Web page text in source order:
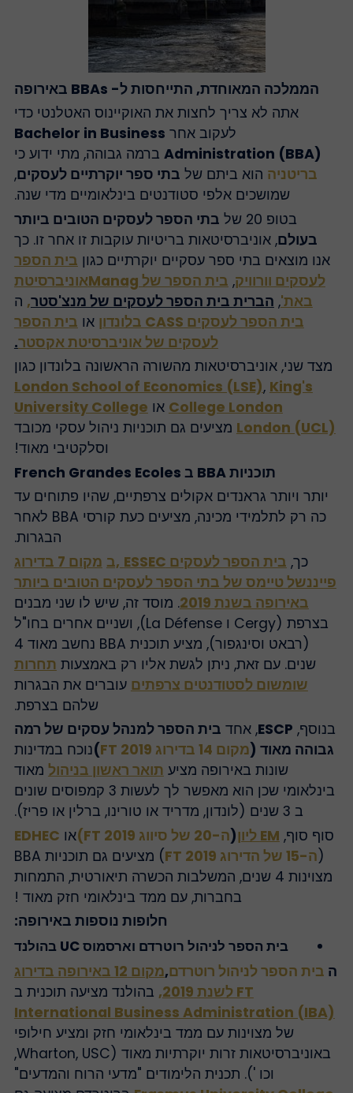
הממלכה המאוחדת, התייחסות ל- BBAs באירופה
אתה לא צריך לחצות את האוקיינוס האטלנטי כדי
לעקוב אחרBachelor in Business
Administration (BBA)ברמה גבוהה, מתי ידוע כי
בריטניההוא ביתם שלבתי ספר יוקרתיים לעסקים,
שמושכים אלפי סטודנטים בינלאומיים מדי שנה.
בטופ 20 של
בתי הספר לעסקים הטובים ביותר
בעולם, אוניברסיטאות בריטיות עוקבות זו אחר זו. כך
אנו מוצאים בתי ספר עסקיים יוקרתיים כגוןבית הספר
לעסקים וורוויק,
בית הספר של Managאוניברסיטת
באת',הברית בית הספר לעסקים של מנצ'סטר, ה
בית הספר לעסקים CASS בלונדון
או בית הספר
לעסקים של אוניברסיטת אקסטר.
מצד שני, אוניברסיטאות מהשורה הראשונה בלונדון כגון
London School of Economics (LSE),King's
College Londonאו University College
Londonמציעים גם תוכניות ניהול עסקי מכובד
וסלקטיבי מאוד!
תוכניות BBA ב French Grandes Ecoles
יותר ויותר גראנדים אקולים צרפתיים, שהיו פתוחים עד
כה רק לתלמידי מכינה, מציעים כעת קורסי BBA לאחר
הבגרות.
כך,בית הספר לעסקים ESSEC ,ב
מקום 7 בדירוג
טיימס של בתי הספר לעסקים הטובים ביותר
באירופה בשנת 2019
. מוסד זה, שיש לו שני מבנים
בצרפת (Cergy ו La Défense), ושניים אחרים בחו"ל
(רבאט וסינגפור), מציע תוכנית BBA נחשב מאוד 4
שנים. עם זאת, ניתן לגשת אליו רק באמצעותתחרות
שומשום לסטודנטים צרפתיםעוברים את הבגרות
שלהם בצרפת.
ESCP, אחדבית הספר למנהל עסקים של רמה
גבוהה מאוד (מקום 14 בדירוג FT 2019 )נוכח במדינות
שונות באירופה מציעתואר ראשון בניהולמאוד
בינלאומי שכן הוא מאפשר לך לעשות 3 קמפוסים שונים
סוף סוף,EM ליון (ה-20 של סיווג FT 2019) אוEDHEC
ה-15 של הדירוג FT 2019
) מציעים גם תוכניות BBA
מצוינות 4 שנים, המשלבות הכשרה תיאורטית, התמחות
בחברות, עם ממד בינלאומי חזק מאוד !
חלופות נוספות באירופה:
בית הספר לניהול רוטרדם וארסמוס UC בהולנד
בית הספר לניהול רוטרדם,
מקום 12 באירופה בדירוג
בהולנד מציעה תוכנית ב
International Business Administration (IBA)
של מצוינות עם ממד בינלאומי חזק ומציע חילופי
באוניברסיטאות זרות יוקרתיות מאוד (Wharton, USC,
וכו '). תכנית הלימודים "מדעי הרוח והמדעים"